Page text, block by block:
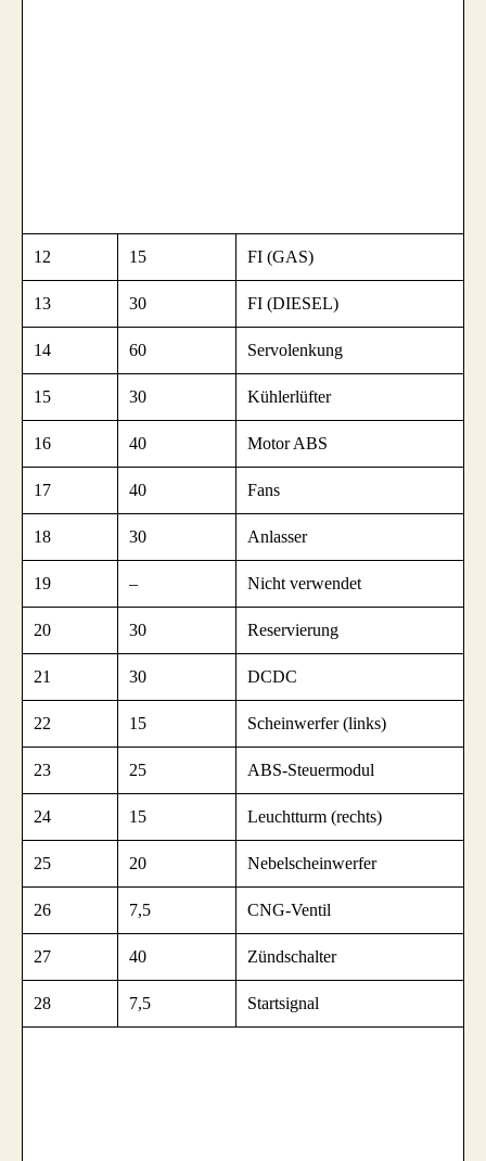
12 15 FI (GAS)
13 30 FI (DIESEL)
14 60 Servolenkung
15 30 Kühlerlüfter
16 40 Motor ABS
17 40 Fans
18 30 Anlasser
19 – Nicht verwendet
20 30 Reservierung
21 30 DCDC
22 15 Scheinwerfer (links)
23 25 ABS-Steuermodul
24 15 Leuchtturm (rechts)
25 20 Nebelscheinwerfer
26 7,5 CNG-Ventil
27 40 Zündschalter
28 7,5 Startsignal